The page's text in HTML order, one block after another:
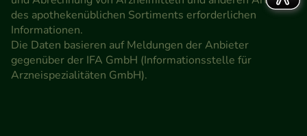
des apothekenüblichen Sortiments erforderlichen
Informationen.
Die Daten basieren auf Meldungen der Anbieter
gegenüber der IFA GmbH (Informationsstelle für
Arzneispezialitäten GmbH).